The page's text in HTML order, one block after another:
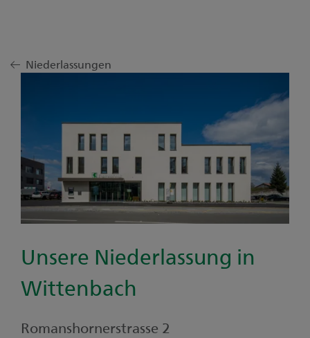
Niederlassungen
Unsere Niederlassung in
Wittenbach
Romanshornerstrasse 2